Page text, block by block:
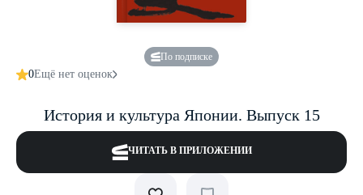
По подписке
0Ещё нет оценок
История и культура Японии. Выпуск 15
ЧИТАТЬ В ПРИЛОЖЕНИИ